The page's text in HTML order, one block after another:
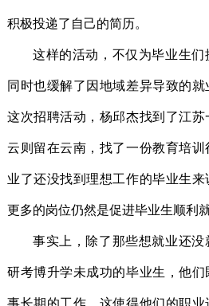
积极投递了自己的简历。
这样的活动，不仅为毕业生们
同时也缓解了因地域差异导致的
这次招聘活动，杨邱杰找到了江
云则留在云南，找了一份教育培
业了还没找到理想工作的毕业生
更多的岗位仍然是促进毕业生顺利
事实上，除了那些想就业还
研考博升学未成功的毕业生，他
事长期的工作，这使得他们的职